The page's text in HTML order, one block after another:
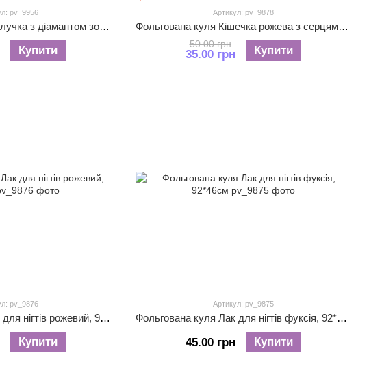
pv_9956
Фольгована куля Каблучка з діамантом золото, 70*47см
Купити
Артикул: pv_9878
Фольгована куля Кішечка рожева з серцями, 62*72см
50.00 грн
35.00 грн Купити
pv_9876
Фольгована куля Лак для нігтів рожевий, 91*42см
Купити
Артикул: pv_9875
Фольгована куля Лак для нігтів фуксія, 92*46см
45.00 грн Купити